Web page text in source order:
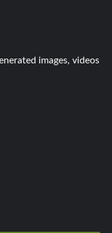
images, videos